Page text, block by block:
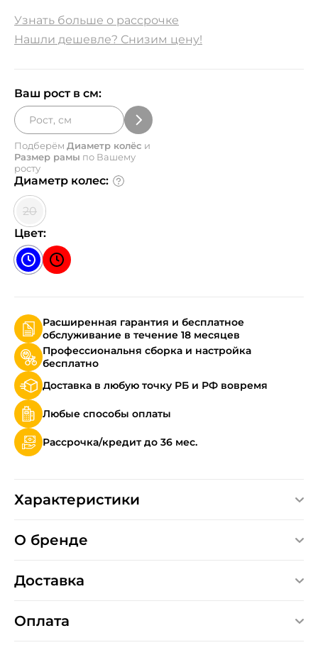
Узнать больше о рассрочке
Нашли дешевле? Снизим цену!
Ваш рост в см:
Подберём Диаметр колёс и
Размер рамы по Вашему
росту
Диаметр колес:
20
Цвет:
Расширенная гарантия и бесплатное
обслуживание в течение 18 месяцев
Профессиональня сборка и настройка
бесплатно
Доставка в любую точку РБ и РФ вовремя
Любые способы оплаты
Рассрочка/кредит до 36 мес.
Характеристики
О бренде
Доставка
Оплата